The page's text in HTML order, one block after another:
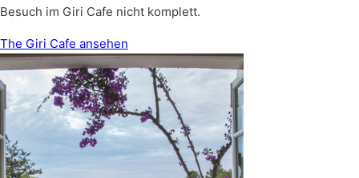
Besuch im Giri Cafe nicht komplett.
The Giri Cafe ansehen